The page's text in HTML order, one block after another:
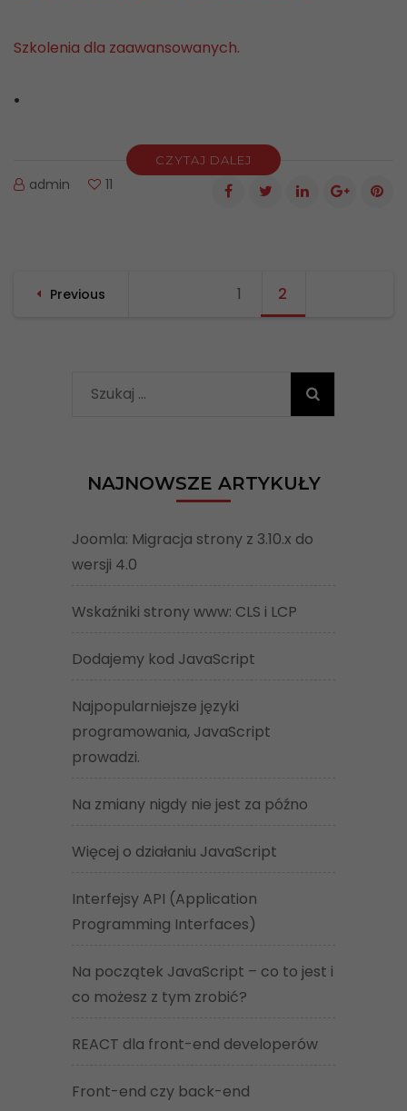
Szkolenia dla zaawansowanych.
.
CZYTAJ DALEJ
admin 11
Nawigacja
Previous 1 Page
2
Szukaj:
NAJNOWSZE ARTYKUŁY
Joomla: Migracja strony z 3.10.x do
wersji 4.0
Wskaźniki strony www: CLS i LCP
Dodajemy kod JavaScript
Najpopularniejsze języki
programowania, JavaScript
prowadzi.
Na zmiany nigdy nie jest za późno
Więcej o działaniu JavaScript
Interfejsy API (Application
Programming Interfaces)
Na początek JavaScript – co to jest i
co możesz z tym zrobić?
REACT dla front-end developerów
Front-end czy back-end